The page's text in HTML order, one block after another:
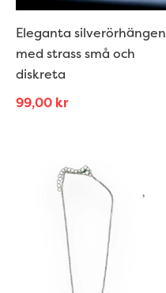
Eleganta silverörhängen
med strass små och
diskreta
99,00 kr